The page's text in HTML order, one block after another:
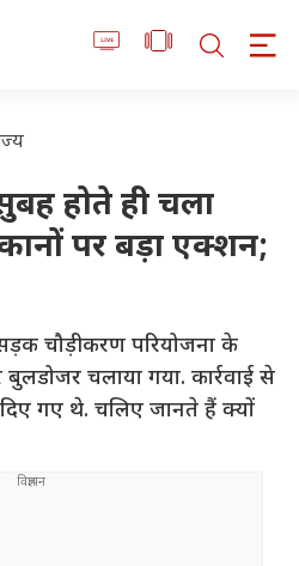
होते ही चला
पर बड़ा एक्शन;
चौड़ीकरण परियोजना के
चलाया गया. कार्रवाई से
गए थे. चलिए जानते हैं क्यों